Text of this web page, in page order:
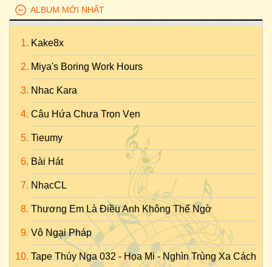
ALBUM MỚI NHẤT
Kake8x
Miya's Boring Work Hours
Nhac Kara
Câu Hứa Chưa Trọn Vẹn
Tieumy
Bài Hát
NhạcCL
Thương Em Là Điều Anh Không Thể Ngờ
Vô Ngại Pháp
Tape Thúy Nga 032 - Họa Mi - Nghìn Trùng Xa Cách